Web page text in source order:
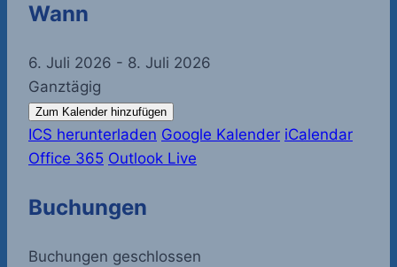
Wann
6. Juli 2026 - 8. Juli 2026
Ganztägig
Zum Kalender hinzufügen
ICS herunterladen Google Kalender iCalendar
Office 365 Outlook Live
Buchungen
Buchungen geschlossen